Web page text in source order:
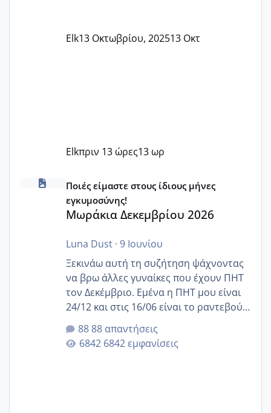
Elk13 Οκτωβρίου, 202513 Οκτ
Elkπριν 13 ώρες13 ωρ
Μωράκια Δεκεμβρίου 2026
Ποιές είμαστε στους ίδιους μήνες
εγκυμοσύνης!
Μωράκια Δεκεμβρίου 2026
Luna Dust· 9 Ιουνίου
Ξεκινάω αυτή τη συζήτηση ψάχνοντας
να βρω άλλες γυναίκες που έχουν ΠΗΤ
τον Δεκέμβριο. Εμένα η ΠΗΤ μου είναι
24/12 και στις 16/06 είναι το ραντεβού
της αυχενικής διαφάνειας. Έχω αρκετό
άγχος και οι μέρες δεν φαίνεται να
περνάνε με τίποτα.
88 απαντήσεις
6842 εμφανίσεις